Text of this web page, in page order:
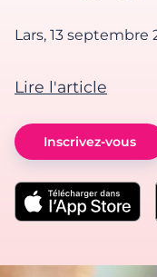
Lars, 13 septembre
Lire l'article
Inscrivez-vous